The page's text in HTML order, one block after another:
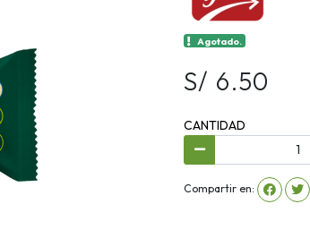
Agotado.
S/ 6.50
CANTIDAD
Compartir en: